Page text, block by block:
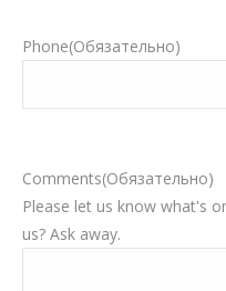
Phone(Обязательно)
Comments(Обязательно)
Please let us know what's
us? Ask away.